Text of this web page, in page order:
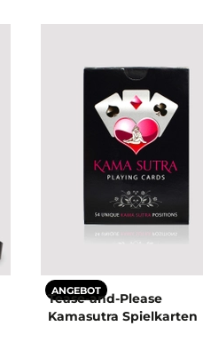
ANGEBOT
Tease-and-Please
Kamasutra Spielkarten